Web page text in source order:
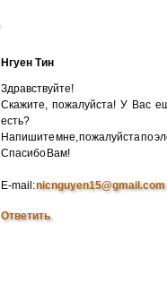
Нгуен Тин
Здравствуйте!
Скажите, пожалуйста! У Вас
есть?
Напишите мне, пожалуйста по
Cпасибо Вам!
E-mail:nicnguyen15@gmail.com
Ответить